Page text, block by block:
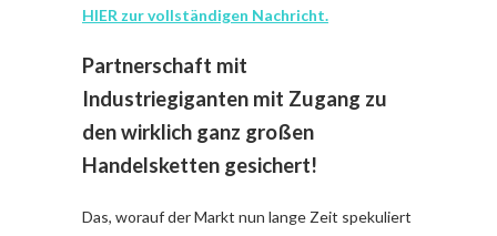
HIER zur vollständigen Nachricht.
Partnerschaft mit
Industriegiganten mit Zugang zu
den wirklich ganz großen
Handelsketten gesichert!
Das, worauf der Markt nun lange Zeit spekuliert